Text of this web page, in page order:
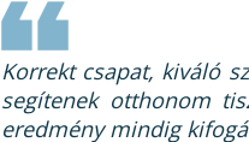
Korrekt csapat, kiváló
segítenek otthonom
eredmény mindig